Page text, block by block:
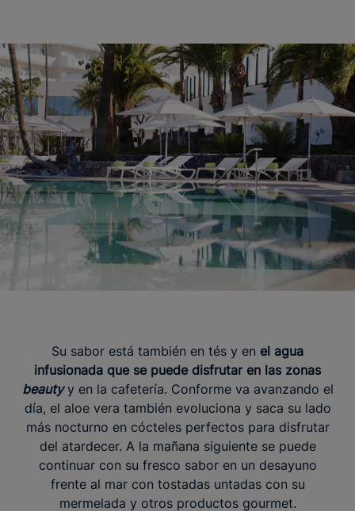
Su sabor está también en tés y en el agua
infusionada que se puede disfrutar en las zonas
beauty y en la cafetería. Conforme va avanzando el
día, el aloe vera también evoluciona y saca su lado
más nocturno en cócteles perfectos para disfrutar
del atardecer. A la mañana siguiente se puede
continuar con su fresco sabor en un desayuno
frente al mar con tostadas untadas con su
mermelada y otros productos gourmet.